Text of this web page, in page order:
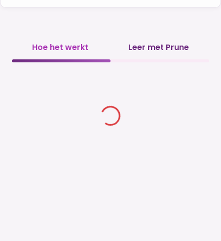
Hoe het werkt Leer met Prune